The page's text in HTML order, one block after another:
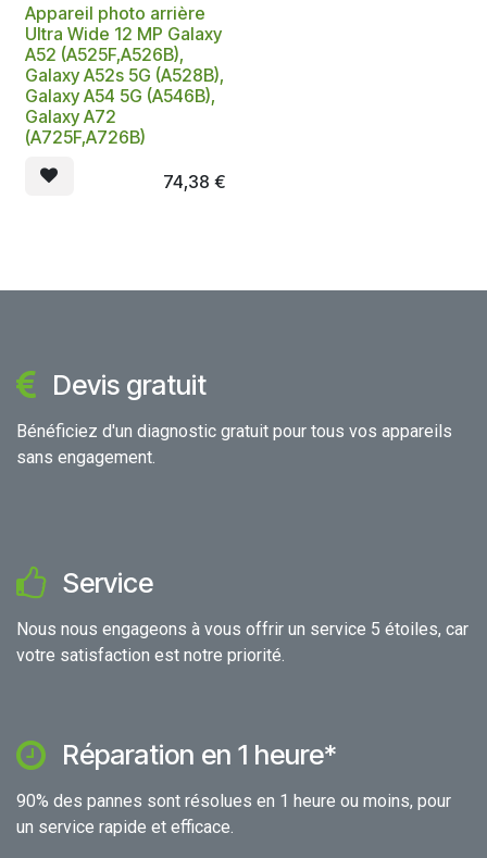
Appareil photo arrière
Ultra Wide 12 MP Galaxy
A52 (A525F,A526B),
Galaxy A52s 5G (A528B),
Galaxy A54 5G (A546B),
Galaxy A72
(A725F,A726B)
74,38 €
Devis gratuit
Bénéficiez d'un diagnostic gratuit pour tous vos appareils
sans engagement.
Service
Nous nous engageons à vous offrir un service 5 étoiles, car
votre satisfaction est notre priorité.
Réparation en 1 heure*
90% des pannes sont résolues en 1 heure ou moins, pour
un service rapide et efficace.